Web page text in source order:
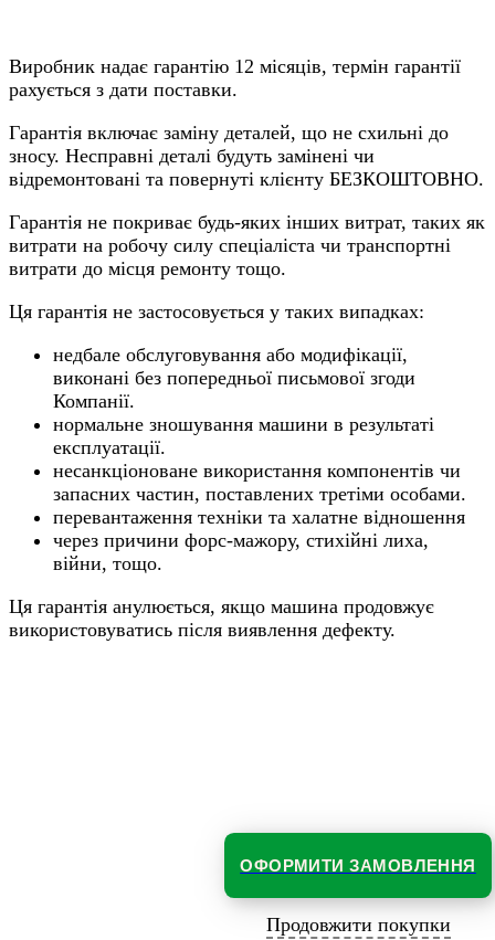
Виробник надає гарантію 12 місяців, термін гарантії
рахується з дати поставки.
Гарантія включає заміну деталей, що не схильні до
зносу. Несправні деталі будуть замінені чи
відремонтовані та повернуті клієнту БЕЗКОШТОВНО.
Гарантія не покриває будь-яких інших витрат, таких як
витрати на робочу силу спеціаліста чи транспортні
витрати до місця ремонту тощо.
Ця гарантія не застосовується у таких випадках:
недбале обслуговування або модифікації,
виконані без попередньої письмової згоди
Компанії.
нормальне зношування машини в результаті
експлуатації.
несанкціоноване використання компонентів чи
запасних частин, поставлених третіми особами.
перевантаження техніки та халатне відношення
через причини форс-мажору, стихійні лиха,
війни, тощо.
Ця гарантія анулюється, якщо машина продовжує
використовуватись після виявлення дефекту.
ОФОРМИТИ ЗАМОВЛЕННЯ
Продовжити покупки